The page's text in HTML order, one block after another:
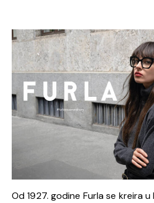
Od 1927. godine Furla se kreira